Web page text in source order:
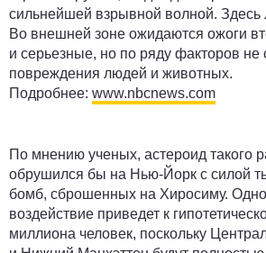
сильнейшей взрывной волной. Здесь
Во внешней зоне ожидаются ожоги
и серьезные, но по ряду факторов не
повреждения людей и животных.
Подробнее: www.nbcnews.com
По мнению ученых, астероид такого
обрушился бы на Нью-Йорк с силой
бомб, сброшенных на Хиросиму. Одно
воздействие приведет к
миллиона человек, поскольку